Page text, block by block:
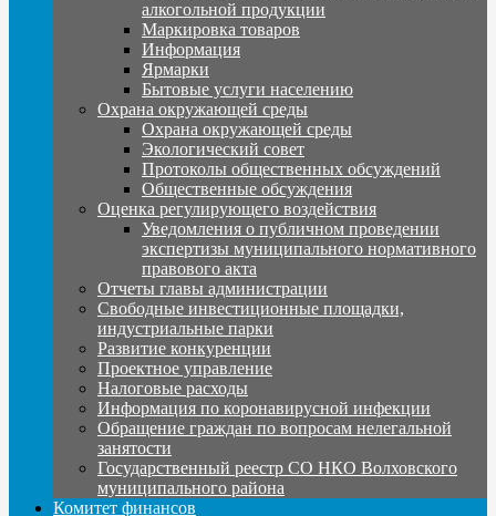
алкогольной продукции
Маркировка товаров
Информация
Ярмарки
Бытовые услуги населению
Охрана окружающей среды
Охрана окружающей среды
Экологический совет
Протоколы общественных обсуждений
Общественные обсуждения
Оценка регулирующего воздействия
Уведомления о публичном проведении
экспертизы муниципального нормативного
правового акта
Отчеты главы администрации
Свободные инвестиционные площадки,
индустриальные парки
Развитие конкуренции
Проектное управление
Налоговые расходы
Информация по коронавирусной инфекции
Обращение граждан по вопросам нелегальной
занятости
Государственный реестр СО НКО Волховского
муниципального района
Комитет финансов